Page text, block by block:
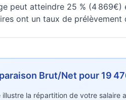
peut atteindre 25 % (4
ont un taux de prélèvement
Brut/Net pour 19
illustre la répartition de votre salaire